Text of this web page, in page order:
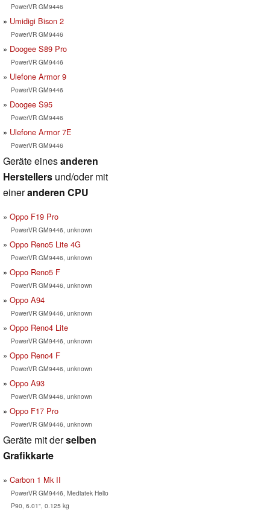
PowerVR GM9446
Umidigi Bison 2
PowerVR GM9446
Doogee S89 Pro
PowerVR GM9446
Ulefone Armor 9
PowerVR GM9446
Doogee S95
PowerVR GM9446
Ulefone Armor 7E
PowerVR GM9446
Geräte einesanderen
Herstellers und/oder mit
eineranderen CPU
Oppo F19 Pro
PowerVR GM9446, unknown
Oppo Reno5 Lite 4G
PowerVR GM9446, unknown
Oppo Reno5 F
PowerVR GM9446, unknown
Oppo A94
PowerVR GM9446, unknown
Oppo Reno4 Lite
PowerVR GM9446, unknown
Oppo Reno4 F
PowerVR GM9446, unknown
Oppo A93
PowerVR GM9446, unknown
Oppo F17 Pro
PowerVR GM9446, unknown
Geräte mit derselben
Grafikkarte
Carbon 1 Mk II
PowerVR GM9446, Mediatek Helio
P90, 6.01", 0.125 kg